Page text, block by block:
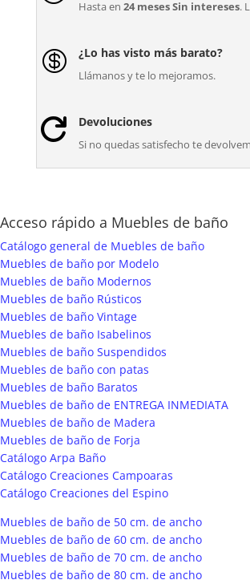
Hasta en 24 meses Sin intereses.
 ¿Lo has visto más barato?
Llámanos y te lo mejoramos.
 Devoluciones
Si no quedas satisfecho te
Acceso rápido a Muebles de baño
Catálogo general de Muebles de baño
Muebles de baño por Modelo
Muebles de baño Modernos
Muebles de baño Rústicos
Muebles de baño Vintage
Muebles de baño Isabelinos
Muebles de baño Suspendidos
Muebles de baño con patas
Muebles de baño Baratos
Muebles de baño de ENTREGA INMEDIATA
Muebles de baño de Madera
Muebles de baño de Forja
Catálogo Arpa Baño
Catálogo Creaciones Campoaras
Catálogo Creaciones del Espino
Muebles de baño de 50 cm. de ancho
Muebles de baño de 60 cm. de ancho
Muebles de baño de 70 cm. de ancho
Muebles de baño de 80 cm. de ancho